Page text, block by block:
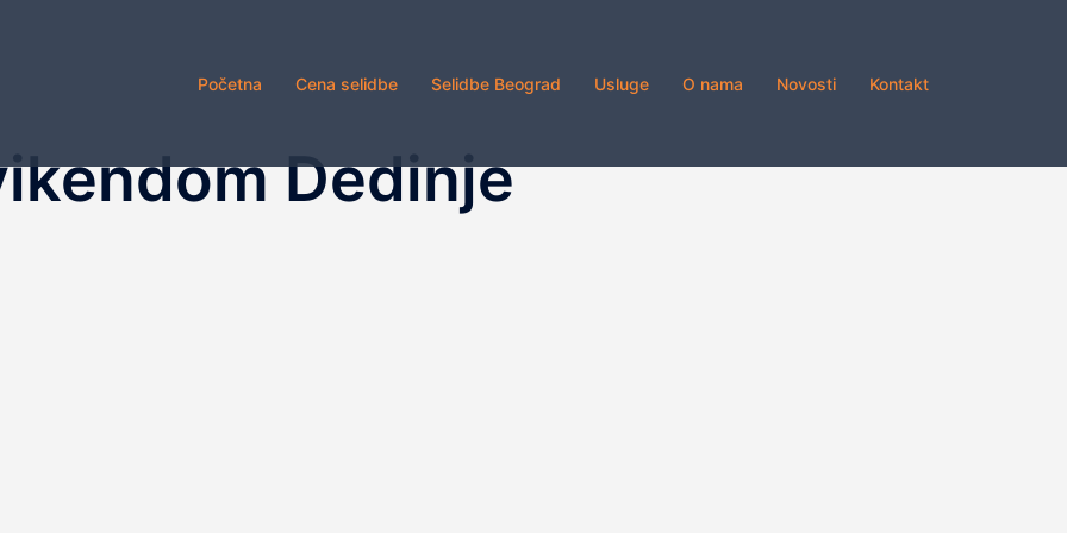
Početna Cena selidbe Selidbe Beograd Usluge O nama Novosti Kontakt
Dedinje